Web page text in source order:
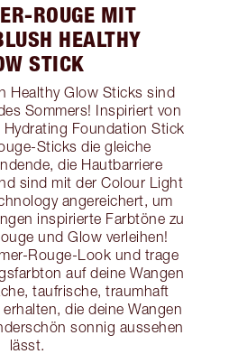
ROUGE MIT
HEALTHY
STICK
Healthy Glow Sticks sind
Sommers! Inspiriert von
Hydrating Foundation Stick
Sticks die gleiche
die Hautbarriere
sind mit der Colour Light
angereichert, um
inspirierte Farbtöne zu
und Glow verleihen!
Rouge-Look und trage
auf deine Wangen
taufrische, traumhaft
die deine Wangen
sonnig aussehen
lässt.